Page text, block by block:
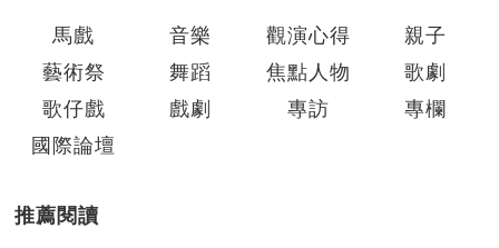
馬戲 音樂 觀演心得
親子
藝術祭
舞蹈 焦點人物
歌劇
歌仔戲
戲劇 專訪
專欄
國際論壇
推薦閱讀